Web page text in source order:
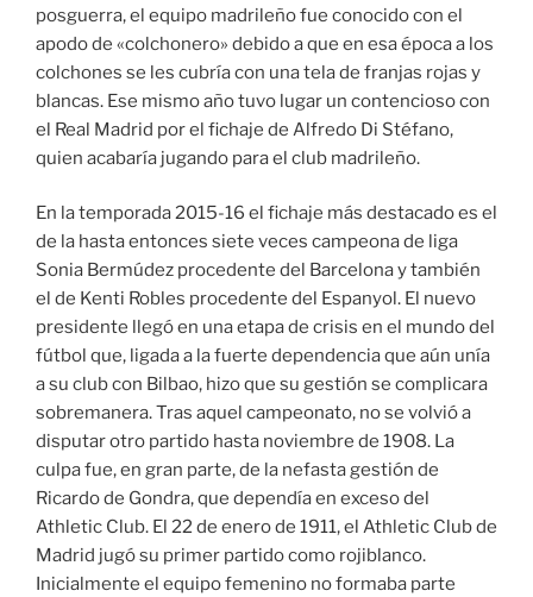
posguerra, el equipo madrileño fue conocido con el
apodo de «colchonero» debido a que en esa época a los
colchones se les cubría con una tela de franjas rojas y
blancas. Ese mismo año tuvo lugar un contencioso con
el Real Madrid por el fichaje de Alfredo Di Stéfano,
quien acabaría jugando para el club madrileño.
En la temporada 2015-16 el fichaje más destacado es el
de la hasta entonces siete veces campeona de liga
Sonia Bermúdez procedente del Barcelona y también
el de Kenti Robles procedente del Espanyol. El nuevo
presidente llegó en una etapa de crisis en el mundo del
fútbol que, ligada a la fuerte dependencia que aún unía
a su club con Bilbao, hizo que su gestión se complicara
sobremanera. Tras aquel campeonato, no se volvió a
disputar otro partido hasta noviembre de 1908. La
culpa fue, en gran parte, de la nefasta gestión de
Ricardo de Gondra, que dependía en exceso del
Athletic Club. El 22 de enero de 1911, el Athletic Club de
Madrid jugó su primer partido como rojiblanco.
Inicialmente el equipo femenino no formaba parte